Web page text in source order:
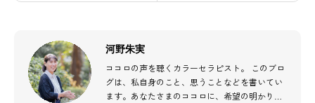
河野朱実
ココロの声を聴くカラーセラピスト。 このブロ
グは、私自身のこと、思うことなどを書いてい
ます。あなたさまのココロに、希望の明かりが